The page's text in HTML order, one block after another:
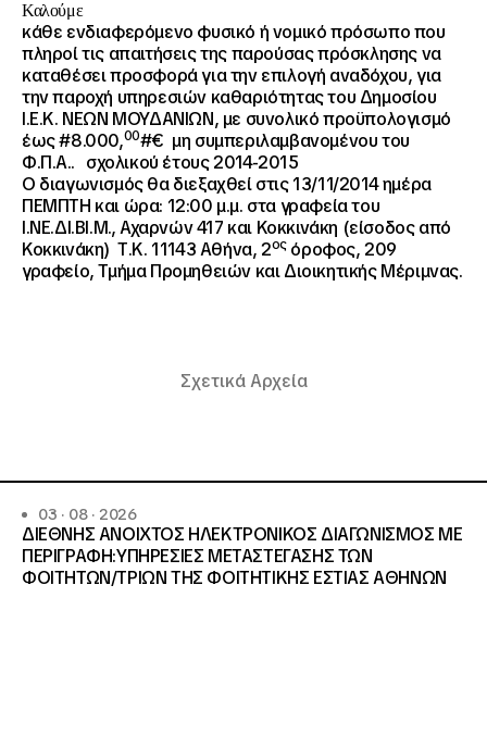
Καλούμε
κάθε ενδιαφερόμενο φυσικό ή νομικό πρόσωπο που
πληροί τις απαιτήσεις της παρούσας πρόσκλησης να
καταθέσει προσφορά για την επιλογή αναδόχου, για
την παροχή υπηρεσιών καθαριότητας του Δημοσίου
Ι.Ε.Κ. ΝΕΩΝ ΜΟΥΔΑΝΙΩΝ, με συνολικό προϋπολογισμό
έως #8.000,00#€ μη συμπεριλαμβανομένου του
Φ.Π.Α.. σχολικού έτους 2014-2015
Ο διαγωνισμός θα διεξαχθεί στις 13/11/2014 ημέρα
ΠΕΜΠΤΗ και ώρα: 12:00 μ.μ. στα γραφεία του
Ι.ΝΕ.ΔΙ.ΒΙ.Μ., Αχαρνών 417 και Κοκκινάκη (είσοδος από
Κοκκινάκη) Τ.Κ. 11143 Αθήνα, 2οςόροφος, 209
γραφείο, Τμήμα Προμηθειών και Διοικητικής Μέριμνας.
Σχετικά Αρχεία
03 · 08 · 2026
ΔΙΕΘΝΗΣ ΑΝΟΙΧΤΟΣ ΗΛΕΚΤΡΟΝΙΚΟΣ ΔΙΑΓΩΝΙΣΜΟΣ ΜΕ
ΠΕΡΙΓΡΑΦΗ:ΥΠΗΡΕΣΙΕΣ METAΣΤΕΓΑΣΗΣ ΤΩΝ
ΦΟΙΤΗΤΩΝ/ΤΡΙΩΝ ΤΗΣ ΦΟΙΤΗΤΙΚΗΣ ΕΣΤΙΑΣ ΑΘΗΝΩΝ